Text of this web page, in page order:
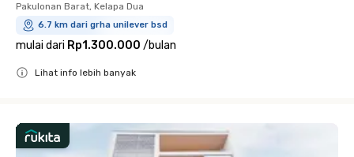
Pakulonan Barat, Kelapa Dua
6.7 km dari grha unilever bsd
mulai dari Rp1.300.000 /bulan
Lihat info lebih banyak